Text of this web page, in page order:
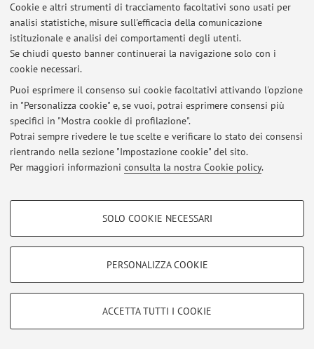
Cookie e altri strumenti di tracciamento facoltativi sono usati per
analisi statistiche, misure sull'efficacia della comunicazione
istituzionale e analisi dei comportamenti degli utenti.
Se chiudi questo banner continuerai la navigazione solo con i
cookie necessari.
Puoi esprimere il consenso sui cookie facoltativi attivando l'opzione
in "Personalizza cookie" e, se vuoi, potrai esprimere consensi più
specifici in "Mostra cookie di profilazione".
Potrai sempre rivedere le tue scelte e verificare lo stato dei consensi
rientrando nella sezione "Impostazione cookie" del sito.
Per maggiori informazioni consulta la nostra Cookie policy.
COOKIE DI PROFILAZIONE - FACOLTATIVI
COOKIE TECNICI - NECESSARI
Si tratta di cookie tecnici utilizzati, a titolo esemplificativo, per il corretto
SOLO COOKIE NECESSARI
PERSONALIZZA COOKIE
ACCETTA TUTTI I COOKIE
Dipartimento di Sociologia e Diritto dell'Economia
Strada Maggiore 45, Bologna -Vai alla mappa
Ultimi avvisi
Al momento non sono presenti avvisi.
© 2026 - ALMA MATER STUDIORUM - Università di Bologna - Via
Zamboni, 33 - 40126 Bologna - Partita IVA: 01131710376
|Note legali|Impostazioni Cookie